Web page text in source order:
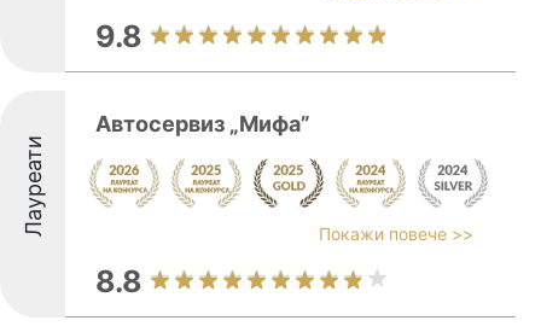
9.8
Лауреати
Автосервиз „Мифа”
Покажи повече >>
8.8